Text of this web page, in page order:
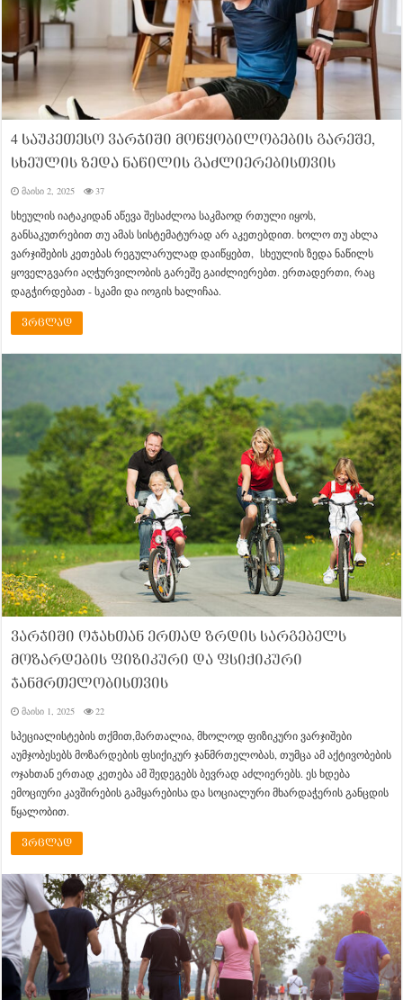
4 საუკეთესო ვარჯიში მოწყობილობების გარეშე,
სხეულის ზედა ნაწილის გაძლიერებისთვის
მაისი 2, 2025 37
სხეულის იატაკიდან აწევა შესაძლოა საკმაოდ რთული იყოს,
განსაკუთრებით თუ ამას სისტემატურად არ აკეთებდით. ხოლო თუ ახლა
ვარჯიშების კეთებას რეგულარულად დაიწყებთ, სხეულის ზედა ნაწილს
ყოველგვარი აღჭურვილობის გარეშე გაიძლიერებთ. ერთადერთი, რაც
დაგჭირდებათ - სკამი და იოგის ხალიჩაა.
ვრცლად
ვარჯიში ოჯახთან ერთად ზრდის სარგებელს
მოზარდების ფიზიკური და ფსიქიკური
ჯანმრთელობისთვის
მაისი 1, 2025 22
სპეციალისტების თქმით,მართალია, მხოლოდ ფიზიკური ვარჯიშები
აუმჯობესებს მოზარდების ფსიქიკურ ჯანმრთელობას, თუმცა ამ აქტივობების
ოჯახთან ერთად კეთება ამ შედეგებს ბევრად აძლიერებს. ეს ხდება
ემოციური კავშირების გამყარებისა და სოციალური მხარდაჭერის განცდის
წყალობით.
ვრცლად